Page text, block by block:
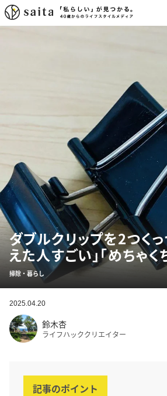
ダブルクリップを2つくっ
えた人すごい」「めちゃく
掃除・暮らし
2025.04.20
鈴木杏
ライフハッククリエイター
記事のポイント